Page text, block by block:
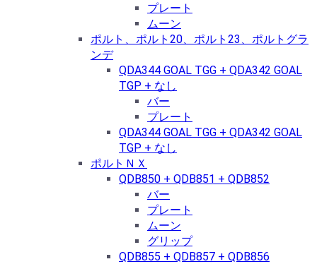
プレート
ムーン
ポルト、ポルト20、ポルト23、ポルトグラ
ンデ
QDA344 GOAL TGG + QDA342 GOAL
TGP + なし
バー
プレート
QDA344 GOAL TGG + QDA342 GOAL
TGP + なし
ポルトＮＸ
QDB850 + QDB851 + QDB852
バー
プレート
ムーン
グリップ
QDB855 + QDB857 + QDB856